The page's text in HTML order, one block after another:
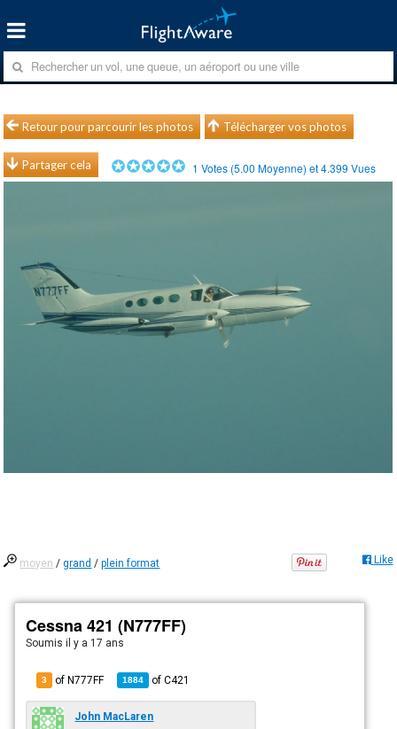
Retour pour parcourir les photos Télécharger vos photos
Partager cela 1 Votes (5.00 Moyenne) et4.399 Vues
moyen /grand /plein format Like
Cessna 421 (N777FF)
Soumisil y a 17 ans
3 of N777FF 1884 ofC421
John MacLaren